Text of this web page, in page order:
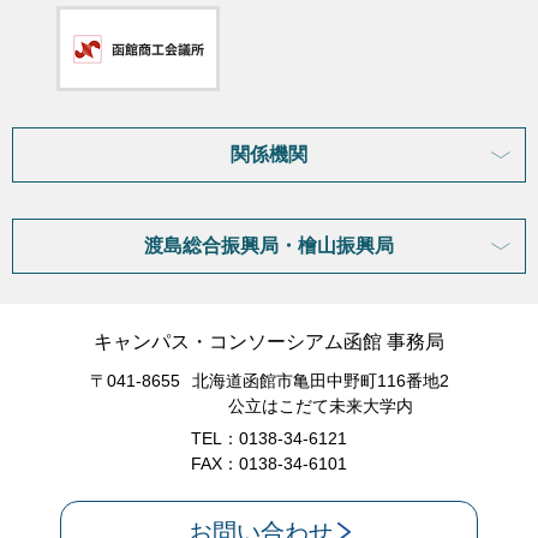
関係機関
渡島総合振興局・檜山振興局
キャンパス・コンソーシアム函館 事務局
〒041-8655
北海道函館市亀田中野町116番地2
公立はこだて未来大学内
TEL：0138-34-6121
FAX：0138-34-6101
お問い合わせ